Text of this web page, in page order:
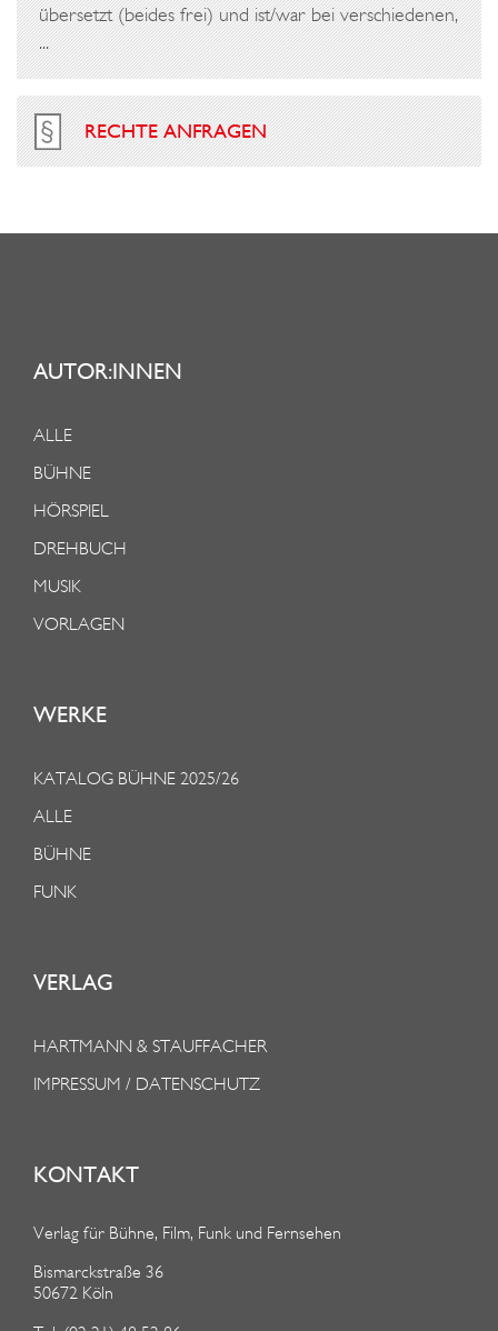
übersetzt (beides frei) und ist/war bei verschiedenen,
...
RECHTE ANFRAGEN
AUTOR:INNEN
ALLE
BÜHNE
HÖRSPIEL
DREHBUCH
MUSIK
VORLAGEN
WERKE
KATALOG BÜHNE 2025/26
ALLE
BÜHNE
FUNK
VERLAG
HARTMANN & STAUFFACHER
IMPRESSUM / DATENSCHUTZ
KONTAKT
Verlag für Bühne, Film, Funk und Fernsehen
Bismarckstraße 36
50672 Köln